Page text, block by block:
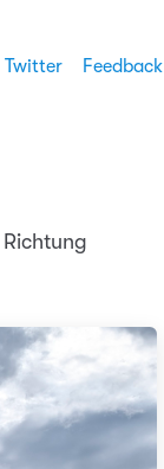
Twitter Feedback